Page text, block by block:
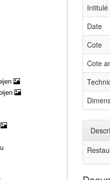
Intitulé
Date
Cote
Cote